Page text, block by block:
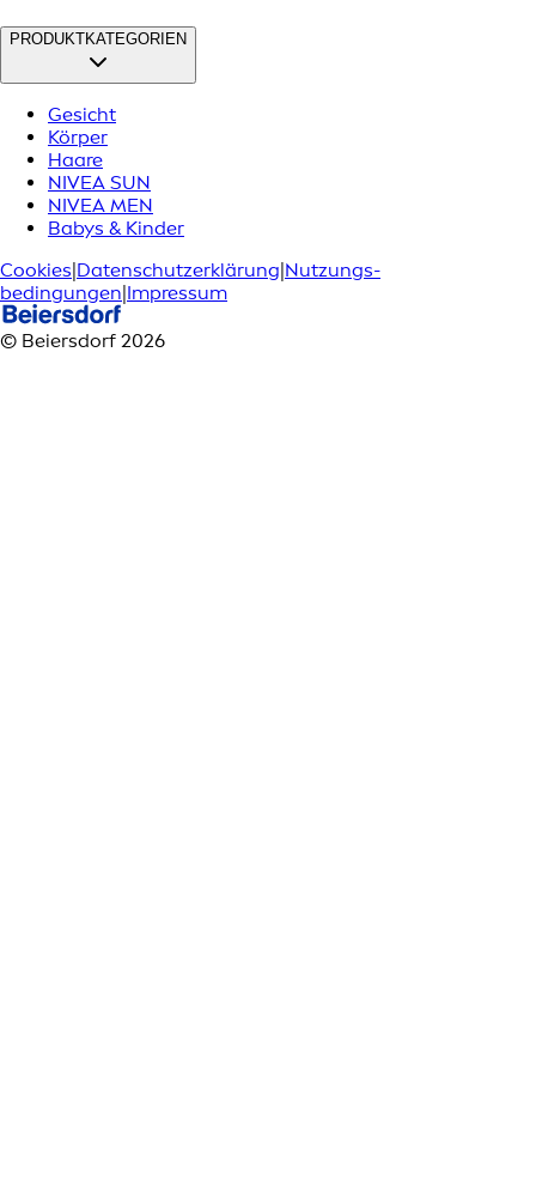
PRODUKTKATEGORIEN
Gesicht
Körper
Haare
NIVEA SUN
NIVEA MEN
Babys & Kinder
Cookies Datenschutzerklärung Nutzungs­
bedingungen Impressum
© Beiersdorf 2026